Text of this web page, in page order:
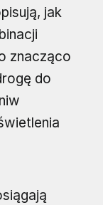
jak
znacząco
do